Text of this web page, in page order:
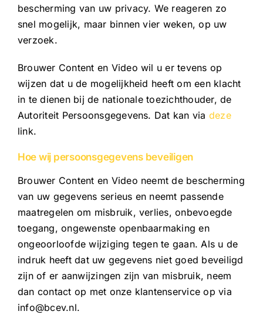
bescherming van uw privacy. We reageren zo
snel mogelijk, maar binnen vier weken, op uw
verzoek.
Brouwer Content en Video wil u er tevens op
wijzen dat u de mogelijkheid heeft om een klacht
in te dienen bij de nationale toezichthouder, de
Autoriteit Persoonsgegevens. Dat kan via deze
link.
Hoe wij persoonsgegevens beveiligen
Brouwer Content en Video neemt de bescherming
van uw gegevens serieus en neemt passende
maatregelen om misbruik, verlies, onbevoegde
toegang, ongewenste openbaarmaking en
ongeoorloofde wijziging tegen te gaan. Als u de
indruk heeft dat uw gegevens niet goed beveiligd
zijn of er aanwijzingen zijn van misbruik, neem
dan contact op met onze klantenservice op via
info@bcev.nl.